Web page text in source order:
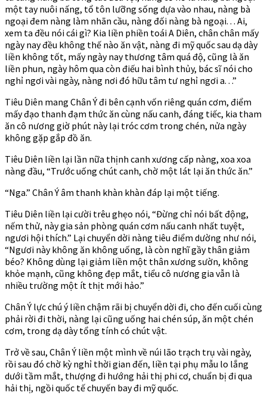
một tay nuôi nấng, tổ tôn lưỡng sống dựa vào nhau, nàng bà
ngoại đem nàng làm nhãn cầu, nàng đối nàng bà ngoại. . . Ai,
xem ta đều nói cái gì? Kia liền phiền toái A Diên, chân chân mấy
ngày nay đều không thế nào ăn vật, nàng đi mỹ quốc sau dạ dày
liền không tốt, mấy ngày nay thương tâm quá độ, cũng là ăn
liền phun, ngày hôm qua còn điếu hai bình thủy, bác sĩ nói cho
nghỉ ngơi vài ngày, nàng nơi đó hữu tâm tư nghỉ ngơi a. . .”
Tiêu Diên mang Chân Ý đi bên cạnh vốn riêng quán cơm, điểm
mấy đạo thanh đạm thức ăn cùng nấu canh, đáng tiếc, kia tham
ăn cô nương giờ phút này lại tróc cơm trong chén, nửa ngày
không gặp gắp đồ ăn.
Tiêu Diên liền lại lần nữa thịnh canh xương cấp nàng, xoa xoa
nàng đầu, “Trước uống chút canh, chờ một lát lại ăn thức ăn.”
“Nga.” Chân Ý âm thanh khàn khàn đáp lại một tiếng.
Tiêu Diên liền lại cười trêu ghẹo nói, “Đừng chỉ nói bất động,
nếm thử, này gia sản phòng quán cơm nấu canh nhất tuyệt,
ngươi hội thích.” Lại chuyển dời nàng tiêu điểm dường như nói,
“Ngươi này không ăn không uống, là còn nghĩ gầy thân giảm
béo? Không dùng lại giảm liền một thân xương sườn, không
khỏe mạnh, cũng không đẹp mắt, tiểu cô nương gia vẫn là
nhiều trường một ít thịt mới hảo.”
Chân Ý lực chú ý liền chậm rãi bị chuyển dời đi, cho đến cuối cùng
phải rời đi thời, nàng lại cũng uống hai chén súp, ăn một chén
cơm, trong dạ dày tổng tính có chút vật.
Trở về sau, Chân Ý liền một mình về núi lão trạch trụ vài ngày,
rồi sau đó chờ kỳ nghỉ thời gian đến, liền tại phụ mẫu lo lắng
dưới tầm mắt, thượng đi hướng hải thị phi cơ, chuẩn bị đi qua
hải thị, ngồi quốc tế chuyến bay đi mỹ quốc.